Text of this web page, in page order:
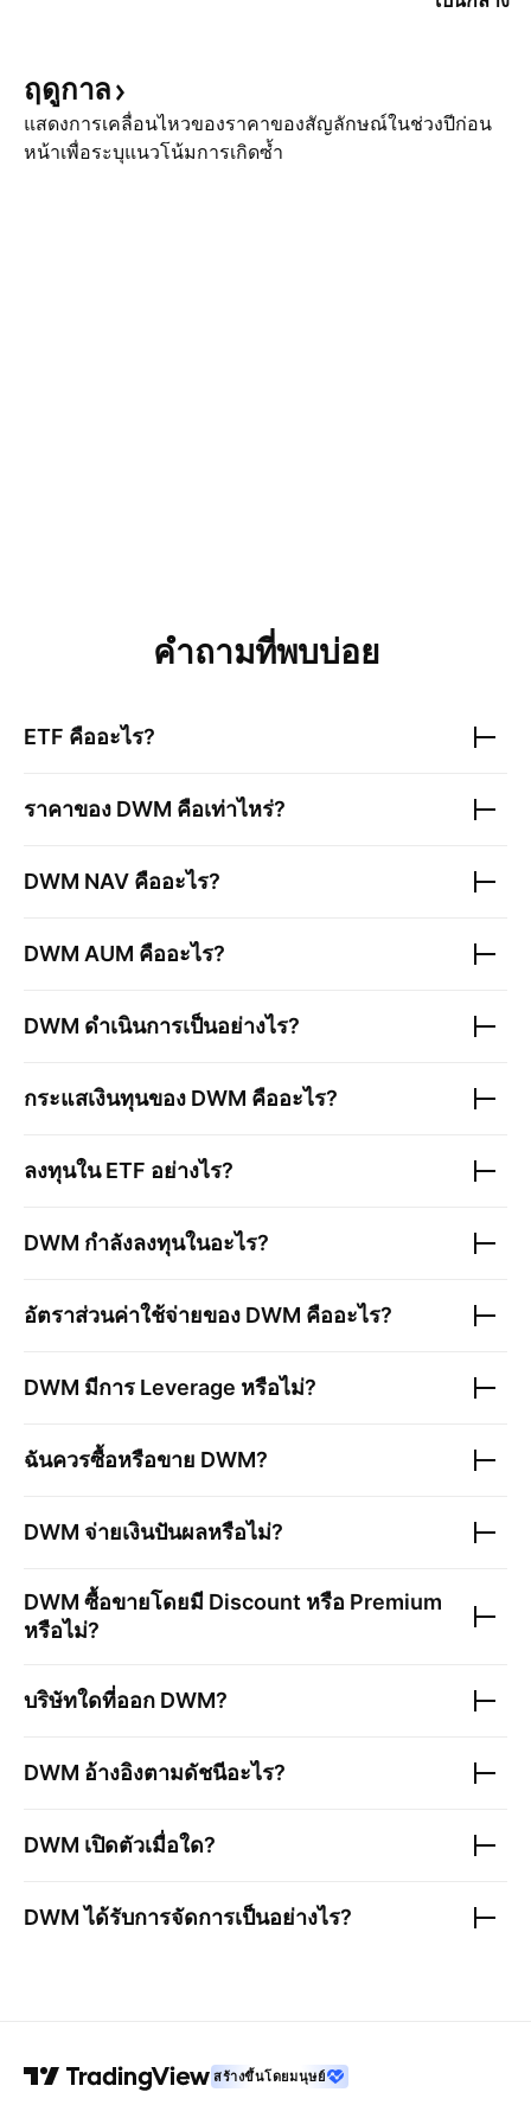
ฤดูกาล
แสดงการเคลื่อนไหวของราคาของสัญลักษณ์ในช่วงปีก่อน
หน้าเพื่อระบุแนวโน้มการเกิดซ้ำ
คำถามที่พบบ่อย
ETF คืออะไร?
ราคาของ DWM คือเท่าไหร่?
DWM NAV คืออะไร?
DWM AUM คืออะไร?
DWM ดำเนินการเป็นอย่างไร?
กระแสเงินทุนของ DWM คืออะไร?
ลงทุนใน ETF อย่างไร?
DWM กำลังลงทุนในอะไร?
อัตราส่วนค่าใช้จ่ายของ DWM คืออะไร?
DWM มีการ Leverage หรือไม่?
ฉันควรซื้อหรือขาย DWM?
DWM จ่ายเงินปันผลหรือไม่?
DWM ซื้อขายโดยมี Discount หรือ Premium
หรือไม่?
บริษัทใดที่ออก DWM?
DWM อ้างอิงตามดัชนีอะไร?
DWM เปิดตัวเมื่อใด?
DWMได้รับการจัดการเป็นอย่างไร?
สร้างขึ้นโดยมนุษย์